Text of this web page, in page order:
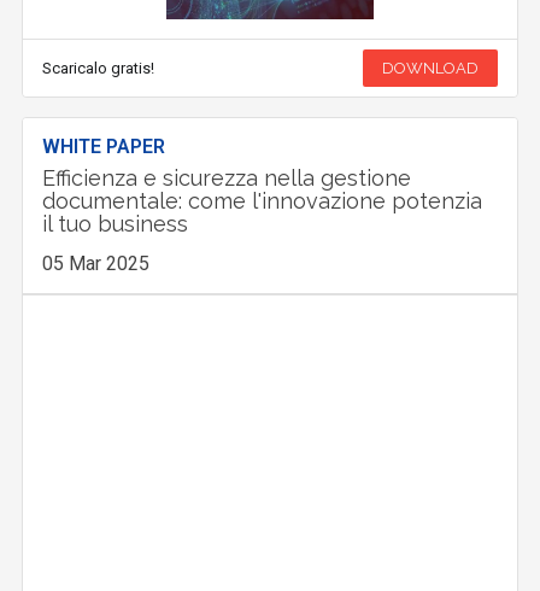
Scaricalo gratis! DOWNLOAD
WHITE PAPER
Efficienza e sicurezza nella gestione
documentale: come l'innovazione potenzia
il tuo business
05 Mar 2025